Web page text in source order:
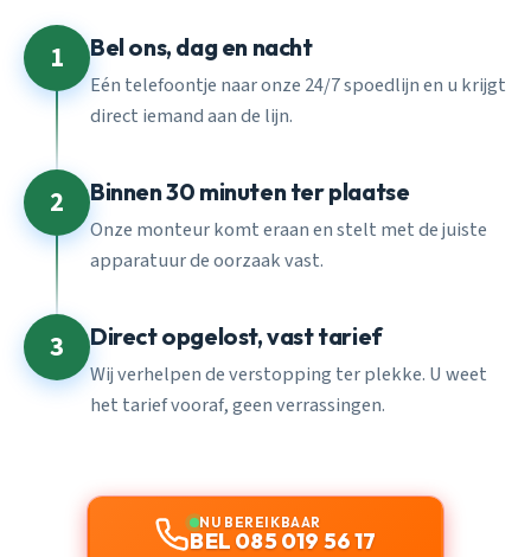
1 Bel ons, dag en nacht
Eén telefoontje naar onze 24/7 spoedlijn en u krijgt
direct iemand aan de lijn.
2 Binnen 30 minuten ter plaatse
Onze monteur komt eraan en stelt met de juiste
apparatuur de oorzaak vast.
3 Direct opgelost, vast tarief
Wij verhelpen de verstopping ter plekke. U weet
het tarief vooraf, geen verrassingen.
NU BEREIKBAAR
BEL 085 019 56 17